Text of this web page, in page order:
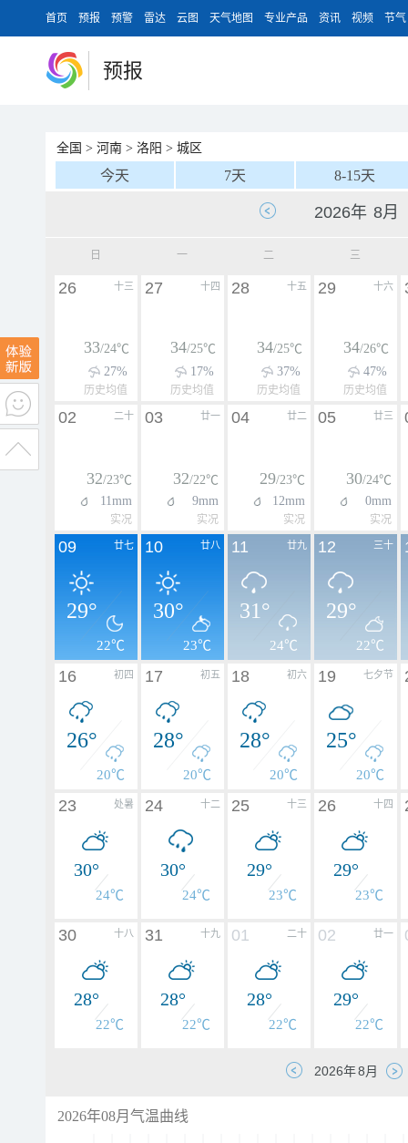
首页 预报 预警 雷达 云图 天气地图 专业产品 资讯 视频 节气
预报
全国 > 河南 > 洛阳 > 城区
今天 7天 8-15天
日 一 二 三
十三
26
33/24℃
27%
历史均值
十四
27
34/25℃
17%
历史均值
十五
28
34/25℃
37%
历史均值
十六
29
34/26℃
47%
历史均值
二十
02
32/23℃
11mm
实况
廿一
03
32/22℃
9mm
实况
廿二
04
29/23℃
12mm
实况
廿三
05
30/24℃
0mm
实况
廿七
09
29°
22℃
廿八
10
30°
23℃
廿九
11
31°
24℃
三十
12
29°
22℃
初四
16
26°
20℃
初五
17
28°
20℃
初六
18
28°
20℃
七夕节
19
25°
20℃
处暑
23
30°
24℃
十二
24
30°
24℃
十三
25
29°
23℃
十四
26
29°
23℃
十八
30
28°
22℃
十九
31
28°
22℃
二十
01
28°
22℃
廿一
02
29°
22℃
2026年08月气温曲线